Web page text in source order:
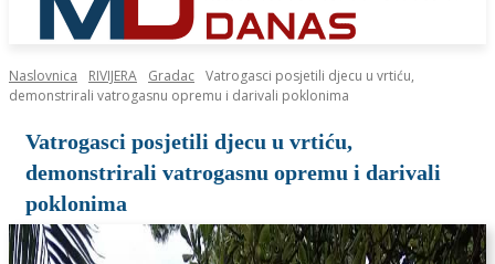
Naslovnica RIVIJERA Gradac Vatrogasci posjetili djecu u vrtiću,
demonstrirali vatrogasnu opremu i darivali poklonima
Vatrogasci posjetili djecu u vrtiću,
demonstrirali vatrogasnu opremu i darivali
poklonima